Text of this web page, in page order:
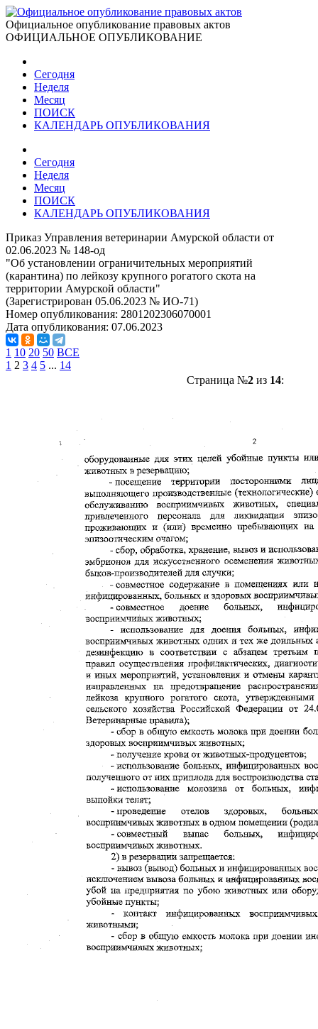
Официальное опубликование правовых актов
ОФИЦИАЛЬНОЕ ОПУБЛИКОВАНИЕ
Сегодня
Неделя
Месяц
ПОИСК
КАЛЕНДАРЬ ОПУБЛИКОВАНИЯ
Сегодня
Неделя
Месяц
ПОИСК
КАЛЕНДАРЬ ОПУБЛИКОВАНИЯ
Приказ Управления ветеринарии Амурской области от
02.06.2023 № 148-од
"Об установлении ограничительных мероприятий
(карантина) по лейкозу крупного рогатого скота на
территории Амурской области"
(Зарегистрирован 05.06.2023 № ИО-71)
Номер опубликования: 2801202306070001
Дата опубликования: 07.06.2023
1 10 20 50 ВСЕ
1 2 3 4 5 ... 14
Страница №2из 14: